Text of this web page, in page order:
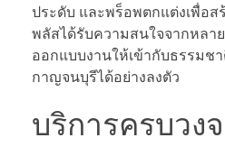
ประดับ และพร็อพตกแต่งเพื่อส
พลัสได้รับความสนใจจากหลา
ออกแบบงานให้เข้ากับธรรมช
กาญจนบุรีได้อย่างลงตัว
บริการครบวง